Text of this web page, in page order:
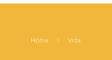
Home Vida